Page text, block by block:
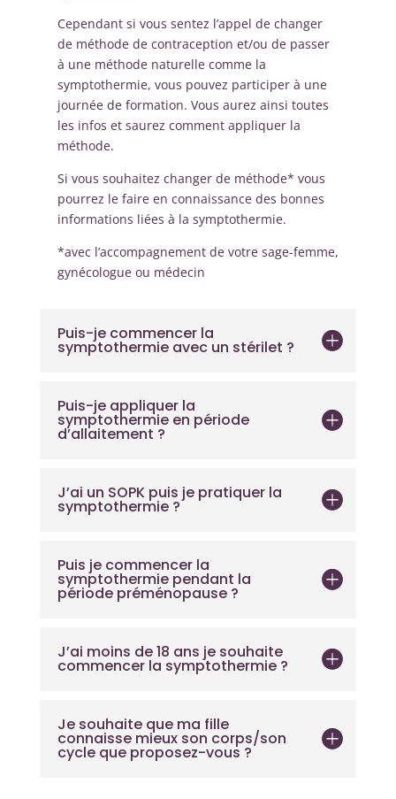
Cependant si vous sentez l’appel de changer
de méthode de contraception et/ou de passer
à une méthode naturelle comme la
symptothermie, vous pouvez participer à une
journée de formation. Vous aurez ainsi toutes
les infos et saurez comment appliquer la
méthode.
Si vous souhaitez changer de méthode* vous
pourrez le faire en connaissance des bonnes
informations liées à la symptothermie.
*avec l’accompagnement de votre sage-femme,
gynécologue ou médecin
Puis-je commencer la
symptothermie avec un stérilet ?
Puis-je appliquer la
symptothermie en période
d’allaitement ?
J’ai un SOPK puis je pratiquer la
symptothermie ?
Puis je commencer la
symptothermie pendant la
période préménopause ?
J’ai moins de 18 ans je souhaite
commencer la symptothermie ?
Je souhaite que ma fille
connaisse mieux son corps/son
cycle que proposez-vous ?